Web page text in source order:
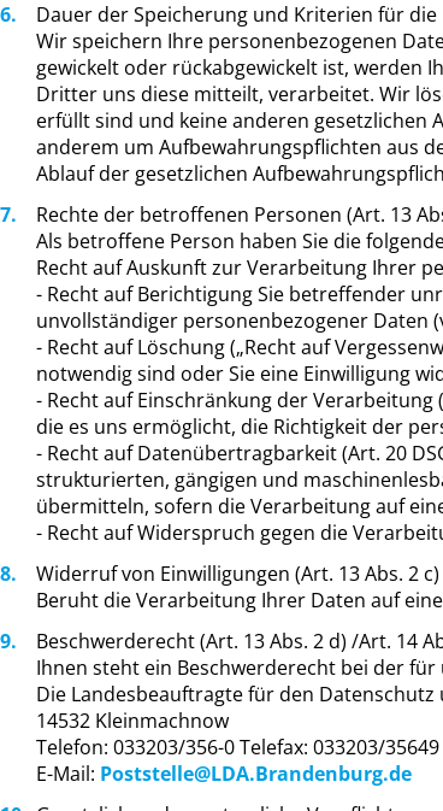
Dauer der Speicherung und Kriterien für
Wir speichern Ihre personenbezogenen
gewickelt oder rückabgewickelt ist, werden
Dritter uns diese mitteilt, verarbeitet. Wir
erfüllt sind und keine anderen gesetzlichen
anderem um Aufbewahrungspflichten aus
Ablauf der gesetzlichen
Rechte der betroffenen Personen (Art. 13
Als betroffene Person haben Sie die
Recht auf Auskunft zur Verarbeitung Ihrer
- Recht auf Berichtigung Sie betreffender
unvollständiger personenbezogener Daten
- Recht auf Löschung („Recht auf
notwendig sind oder Sie eine Einwilligung
- Recht auf Einschränkung der
die es uns ermöglicht, die Richtigkeit der
- Recht auf Datenübertragbarkeit (Art. 20
strukturierten, gängigen und
übermitteln, sofern die Verarbeitung auf
- Recht auf Widerspruch gegen die
Widerruf von Einwilligungen (Art. 13 Abs. 2 c)
Beruht die Verarbeitung Ihrer Daten auf
Beschwerderecht (Art. 13 Abs. 2 d) /Art. 14
Ihnen steht ein Beschwerderecht bei der
Die Landesbeauftragte für den
14532 Kleinmachnow
Telefon: 033203/356-0 Telefax: 033203/35649
E-Mail: Poststelle@LDA.Brandenburg.de